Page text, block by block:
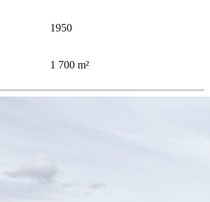
1950
1 700 m²